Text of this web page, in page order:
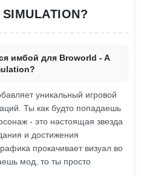
имбой для Broworld - A
уникальный игровой
Ты как будто попадаешь
- это настоящая звезда
и достижения
прокачивает визуал во
мод, то ты просто